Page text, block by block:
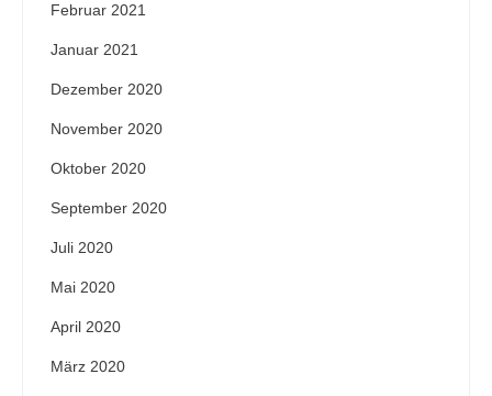
Februar 2021
Januar 2021
Dezember 2020
November 2020
Oktober 2020
September 2020
Juli 2020
Mai 2020
April 2020
März 2020